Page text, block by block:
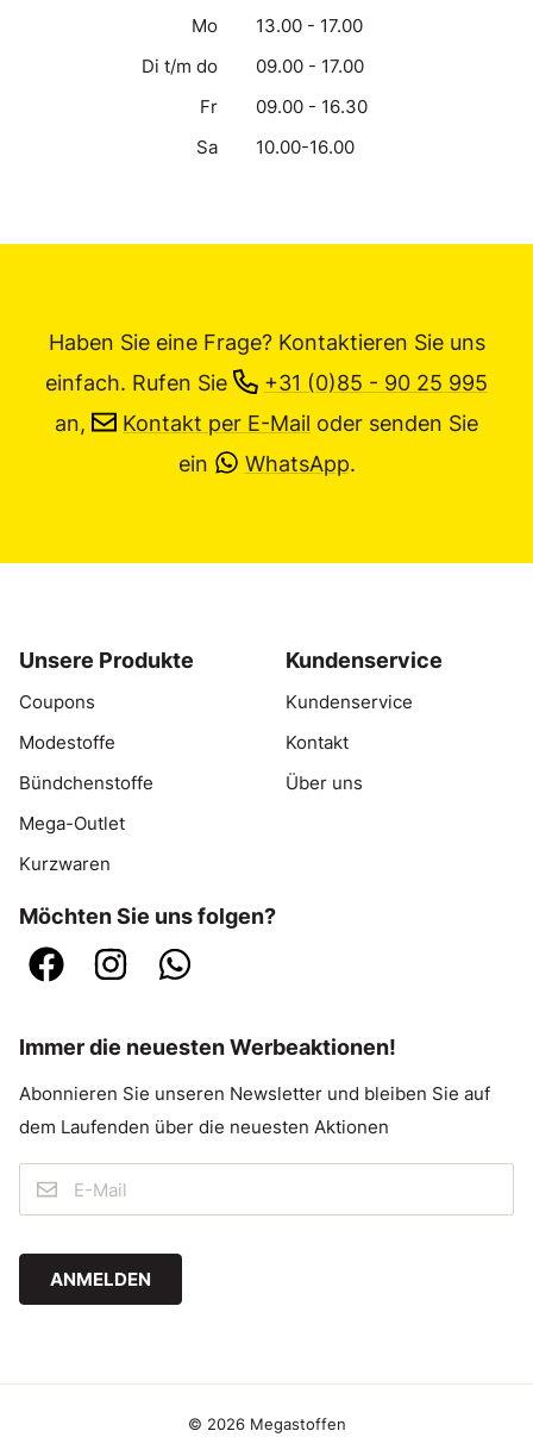
Mo
13.00 - 17.00
Di t/m do
09.00 - 17.00
Fr
09.00 - 16.30
Sa
10.00-16.00
Haben Sie eine Frage? Kontaktieren Sie uns
einfach. Rufen Sie
+31 (0)85 - 90 25 995
an,
Kontakt per E-Mail oder senden Sie
ein
WhatsApp.
Unsere Produkte
Coupons
Modestoffe
Bündchenstoffe
Mega-Outlet
Kurzwaren
Kundenservice
Kundenservice
Kontakt
Über uns
Möchten Sie uns folgen?
Immer die neuesten Werbeaktionen!
Abonnieren Sie unseren Newsletter und bleiben Sie auf
dem Laufenden über die neuesten Aktionen
ANMELDEN
© 2026 Megastoffen